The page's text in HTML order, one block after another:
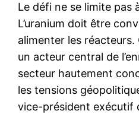
Le défi ne se limite pas
L’uranium doit être
alimenter les réacteurs.
un acteur central de
secteur hautement
les tensions
vice-président exécutif